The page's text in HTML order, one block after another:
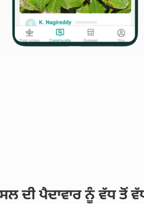
ਦੀ ਪੈਦਾਵਾਰ ਨੂੰ ਵੱਧ ਤੋਂ